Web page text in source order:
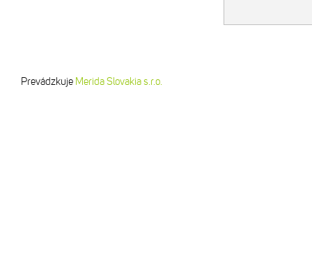
Prevádzkuje Merida Slovakia s.r.o.